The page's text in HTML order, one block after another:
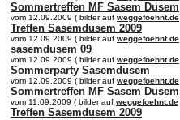
Sommertreffen MF Sasem Dusem
vom 12.09.2009 ( bilder auf weggefoehnt.de
Treffen Sasemdusem 2009
vom 12.09.2009 ( bilder auf weggefoehnt.de
sasemdusem 09
vom 12.09.2009 ( bilder auf weggefoehnt.de
Sommerparty Sasemdusem
vom 12.09.2009 ( bilder auf weggefoehnt.de
Sommertreffen MF Sasem Dusem
vom 11.09.2009 ( bilder auf weggefoehnt.de
Treffen Sasemdusem 2009